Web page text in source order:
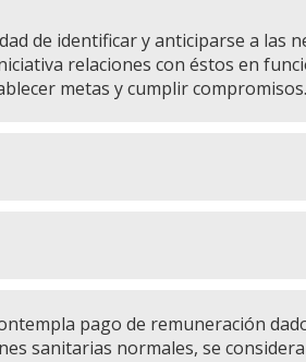
de identificar y anticiparse a las
relaciones con éstos en
metas y cumplir compromisos.
pago de remuneración
sanitarias normales, se